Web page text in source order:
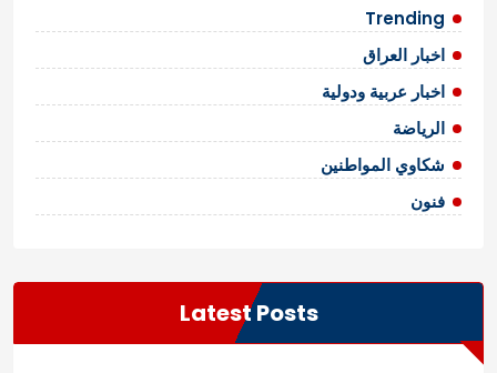
Trending
اخبار العراق
اخبار عربية ودولية
الرياضة
شكاوي المواطنين
فنون
Latest Posts